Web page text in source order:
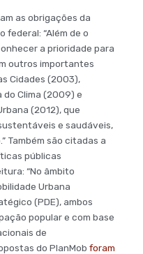
as obrigações da
“Além de o
a prioridade para
outros importantes
Cidades (2003),
do Clima (2009) e
(2012), que
e saudáveis,
Também são citadas a
públicas
“No âmbito
Urbana
(PDE), ambos
popular e com base
de
do PlanMob foram